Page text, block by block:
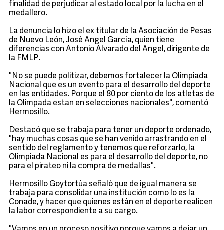
finalidad de perjudicar al estado local por la lucha en el
medallero.
La denuncia lo hizo el ex titular de la Asociación de Pesas
de Nuevo León, José Angel García, quien tiene
diferencias con Antonio Alvarado del Angel, dirigente de
la FMLP.
"No se puede politizar, debemos fortalecer la Olimpiada
Nacional que es un evento para el desarrollo del deporte
en las entidades. Porque el 80 por ciento de los atletas de
la Olimpada estan en selecciones nacionales", comentó
Hermosillo.
Destacó que se trabaja para tener un deporte ordenado,
"hay muchas cosas que se han venido arrastrando en el
sentido del reglamento y tenemos que reforzarlo, la
Olimpiada Nacional es para el desarrollo del deporte, no
para el pirateo ni la compra de medallas".
Hermosillo Goytortúa señaló que de igual manera se
trabaja para consolidar una institución como lo es la
Conade, y hacer que quienes están en el deporte realicen
la labor correspondiente a su cargo.